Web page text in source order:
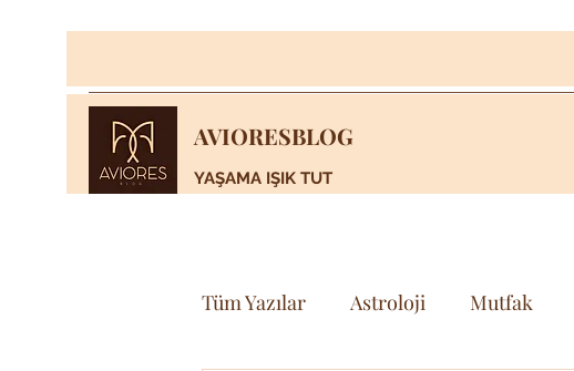
AVIORESBLOG
YAŞAMA IŞIK TUT
Tüm Yazılar Astroloji Mutfak